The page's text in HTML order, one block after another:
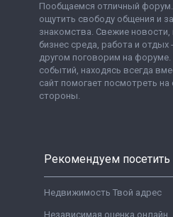
Пообщаемся отличный
ощутить свободу общения и
знакомства. Свежие
бизнес среда, работа и отдых
другом поговорим на
событий, находясь всегда
сайт помогает посмотреть на
стороны.
Рекомендуем посетить
Недвижимость Твой адрес
Независимая оценка онлайн